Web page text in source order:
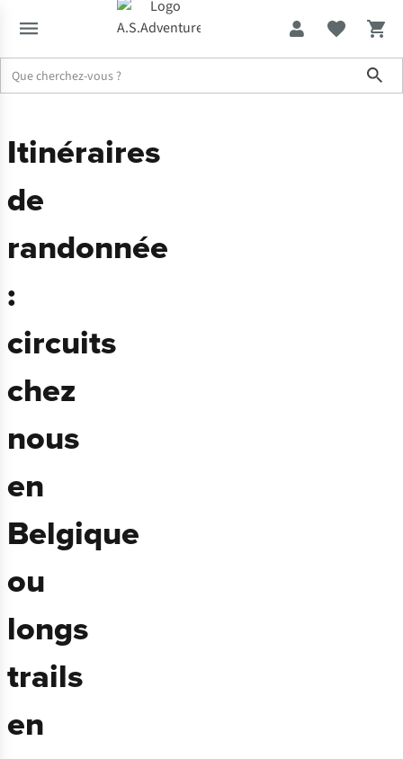
Itinéraires
de
randonnée
:
circuits
chez
nous
en
Belgique
ou
longs
trails
en